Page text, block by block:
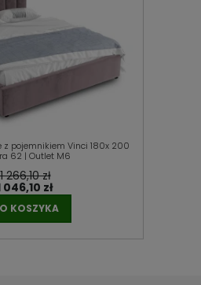
z pojemnikiem Vinci 180x 200
62 | Outlet M6
1 266,10 zł
046,10 zł
KOSZYKA